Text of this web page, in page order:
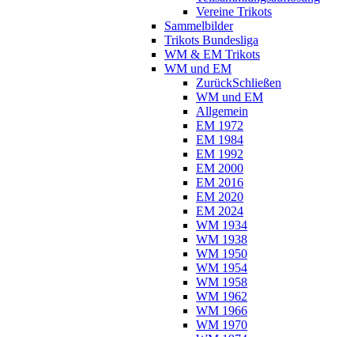
Vereine Trikots
Sammelbilder
Trikots Bundesliga
WM & EM Trikots
WM und EM
ZurückSchließen
WM und EM
Allgemein
EM 1972
EM 1984
EM 1992
EM 2000
EM 2016
EM 2020
EM 2024
WM 1934
WM 1938
WM 1950
WM 1954
WM 1958
WM 1962
WM 1966
WM 1970